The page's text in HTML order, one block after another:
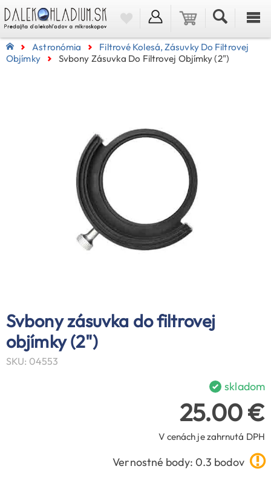
Astronómia
Filtrové Kolesá, Zásuvky Do Filtrovej
Objímky
Svbony Zásuvka Do Filtrovej Objímky (2")
Svbony zásuvka do filtrovej
objímky (2")
SKU: 04553
skladom
25.00 €
V cenách je zahrnutá DPH
Vernostné body: 0.3 bodov